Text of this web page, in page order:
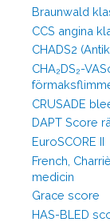
Braunwald
CCS angina
CHADS2
CHA₂DS₂-
CRUSADE
DAPT Score
EuroSCORE II
French,
medicin
Grace score
HAS-BLED